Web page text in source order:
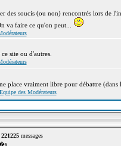
des soucis (ou non) rencontrés lors de
va faire ce qu'on peut...
site ou d'autres.
place vraiment libre pour débattre (dans
Equipe des Modérateurs
221225messages